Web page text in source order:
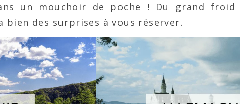
un mouchoir de poche ! Du grand
bien des surprises à vous réserver.